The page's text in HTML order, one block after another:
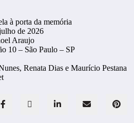
à porta da memória
de 2026
Araujo
10 – São Paulo – SP
Renata Dias e Maurício Pestana